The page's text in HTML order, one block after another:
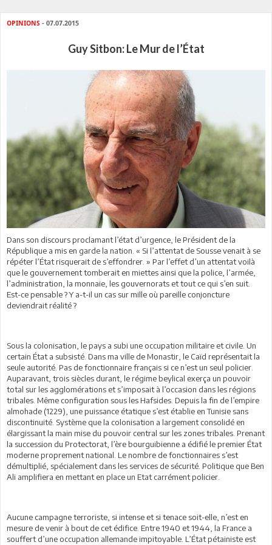
OPINIONS - 07.07.2015
Guy Sitbon: Le Mur de l’État
Dans son discours proclamant l’état d’urgence, le Président de la
République a mis en garde la nation. « Si l’attentat de Sousse venait à se
répéter l’État risquerait de s’effondrer. » Par l’effet d’un attentat voilà
que le gouvernement tomberait en miettes ainsi que la police, l’armée,
l’administration, la monnaie, les gouvernorats et tout ce qui s’en suit.
Est-ce pensable ? Y a-t-il un cas sur mille où pareille conjoncture
deviendrait réalité ?
Sous la colonisation, le pays a subi une occupation militaire et civile. Un
certain État a subsisté. Dans ma ville de Monastir, le Caïd représentait la
seule autorité. Pas de fonctionnaire français si ce n’est un seul policier.
Auparavant, trois siècles durant, le régime beylical exerça un pouvoir
total sur les agglomérations et s’imposait à l’occasion dans les régions
tribales. Même configuration sous les Hafsides. Depuis la fin de l’empire
almohade (1229), une puissance étatique s’est établie en Tunisie sans
discontinuité. Système que la colonisation a largement consolidé en
élargissant la main mise du pouvoir central sur les zones tribales. Prenant
la succession du Protectorat, l’ère bourguibienne a édifié le premier État
moderne proprement national. Le nombre de fonctionnaires s’est
démultiplié, spécialement dans les services de sécurité. Politique que Ben
Ali amplifiera en mettant en place un Etat carrément policier.
Aucune campagne terroriste, si intense et si tenace soit-elle, n’est en
mesure de venir à bout de cet édifice. Entre 1940 et 1944, la France a
souffert d’une occupation allemande impitoyable. L’État pétainiste est